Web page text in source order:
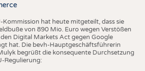
Kommission hat heute mitgeteilt, dass sie
von 890 Mio. Euro wegen Verstößen
Digital Markets Act gegen Google
hat. Die bevh-Hauptgeschäftsführerin
begrüßt die konsequente Durchsetzung
Regulierung: